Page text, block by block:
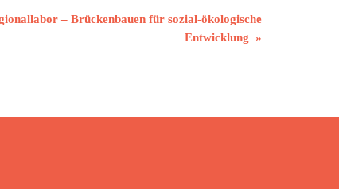
– Brückenbauen für sozial-ökologische
Entwicklung »